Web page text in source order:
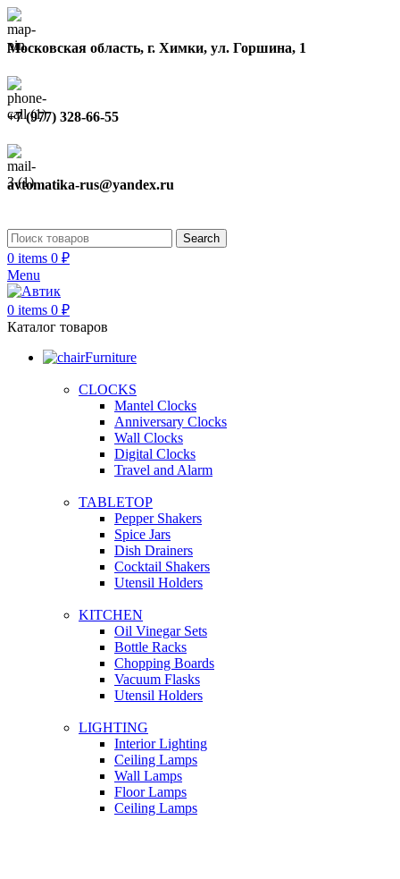
Московская область, г. Химки, ул. Горшина, 1
+7 (977) 328-66-55
avtomatika-rus@yandex.ru
Search
0 items 0 ₽
Menu
0 items 0 ₽
Каталог товаров
Furniture
CLOCKS
Mantel Clocks
Anniversary Clocks
Wall Clocks
Digital Clocks
Travel and Alarm
TABLETOP
Pepper Shakers
Spice Jars
Dish Drainers
Сocktail Shakers
Utensil Holders
KITCHEN
Oil Vinegar Sets
Bottle Racks
Chopping Boards
Vacuum Flasks
Utensil Holders
LIGHTING
Interior Lighting
Ceiling Lamps
Wall Lamps
Floor Lamps
Ceiling Lamps